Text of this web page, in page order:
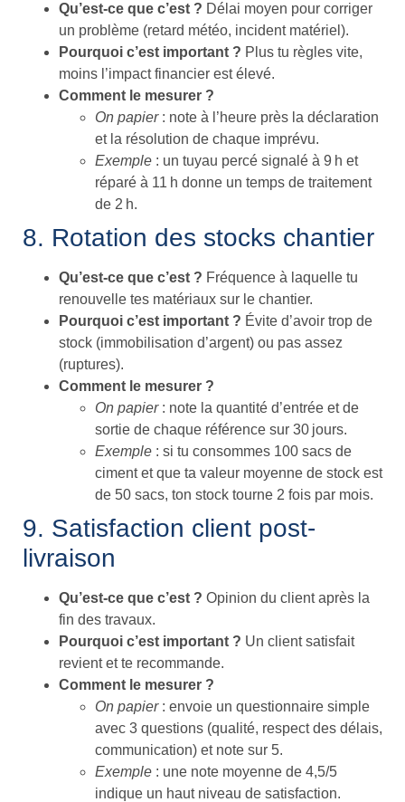
Qu’est-ce que c’est ? Délai moyen pour corriger
un problème (retard météo, incident matériel).
Pourquoi c’est important ? Plus tu règles vite,
moins l’impact financier est élevé.
Comment le mesurer ?
On papier: note à l’heure près la déclaration
et la résolution de chaque imprévu.
Exemple : un tuyau percé signalé à 9 h et
réparé à 11 h donne un temps de traitement
de 2 h.
8. Rotation des stocks chantier
Qu’est-ce que c’est ? Fréquence à laquelle tu
renouvelle tes matériaux sur le chantier.
Pourquoi c’est important ? Évite d’avoir trop de
stock (immobilisation d’argent) ou pas assez
(ruptures).
Comment le mesurer ?
On papier: note la quantité d’entrée et de
sortie de chaque référence sur 30 jours.
Exemple : si tu consommes 100 sacs de
ciment et que ta valeur moyenne de stock est
de 50 sacs, ton stock tourne 2 fois par mois.
9. Satisfaction client post-
livraison
Qu’est-ce que c’est ? Opinion du client après la
fin des travaux.
Pourquoi c’est important ? Un client satisfait
revient et te recommande.
Comment le mesurer ?
On papier: envoie un questionnaire simple
avec 3 questions (qualité, respect des délais,
communication) et note sur 5.
Exemple : une note moyenne de 4,5/5
indique un haut niveau de satisfaction.